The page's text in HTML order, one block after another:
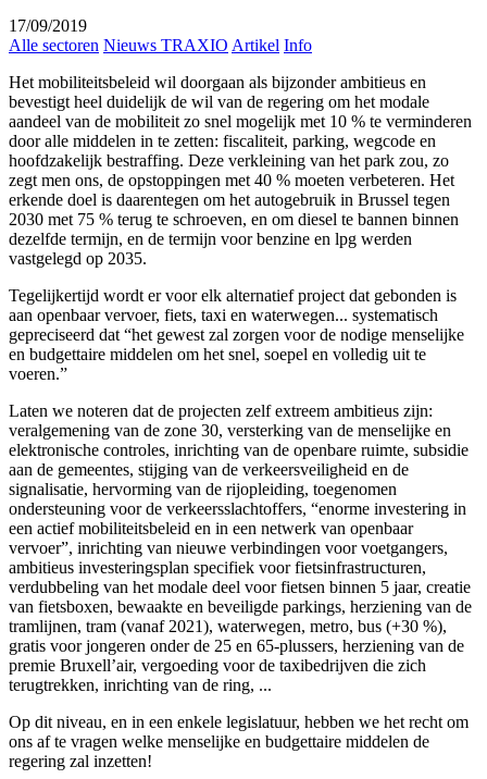
17/09/2019
Alle sectoren Nieuws TRAXIO Artikel Info
Het mobiliteitsbeleid wil doorgaan als bijzonder ambitieus en
bevestigt heel duidelijk de wil van de regering om het modale
aandeel van de mobiliteit zo snel mogelijk met 10 % te verminderen
door alle middelen in te zetten: fiscaliteit, parking, wegcode en
hoofdzakelijk bestraffing. Deze verkleining van het park zou, zo
zegt men ons, de opstoppingen met 40 % moeten verbeteren. Het
erkende doel is daarentegen om het autogebruik in Brussel tegen
2030 met 75 % terug te schroeven, en om diesel te bannen binnen
dezelfde termijn, en de termijn voor benzine en lpg werden
vastgelegd op 2035.
Tegelijkertijd wordt er voor elk alternatief project dat gebonden is
aan openbaar vervoer, fiets, taxi en waterwegen... systematisch
gepreciseerd dat “het gewest zal zorgen voor de nodige menselijke
en budgettaire middelen om het snel, soepel en volledig uit te
voeren.”
Laten we noteren dat de projecten zelf extreem ambitieus zijn:
veralgemening van de zone 30, versterking van de menselijke en
elektronische controles, inrichting van de openbare ruimte, subsidie
aan de gemeentes, stijging van de verkeersveiligheid en de
signalisatie, hervorming van de rijopleiding, toegenomen
ondersteuning voor de verkeersslachtoffers, “enorme investering in
een actief mobiliteitsbeleid en in een netwerk van openbaar
vervoer”, inrichting van nieuwe verbindingen voor voetgangers,
ambitieus investeringsplan specifiek voor fietsinfrastructuren,
verdubbeling van het modale deel voor fietsen binnen 5 jaar, creatie
van fietsboxen, bewaakte en beveiligde parkings, herziening van de
tramlijnen, tram (vanaf 2021), waterwegen, metro, bus (+30 %),
gratis voor jongeren onder de 25 en 65-plussers, herziening van de
premie Bruxell’air, vergoeding voor de taxibedrijven die zich
terugtrekken, inrichting van de ring, ...
Op dit niveau, en in een enkele legislatuur, hebben we het recht om
ons af te vragen welke menselijke en budgettaire middelen de
regering zal inzetten!